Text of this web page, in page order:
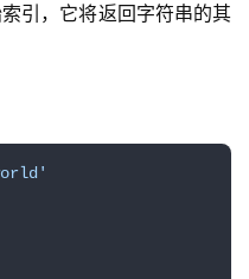
引，它将返回字符串的其